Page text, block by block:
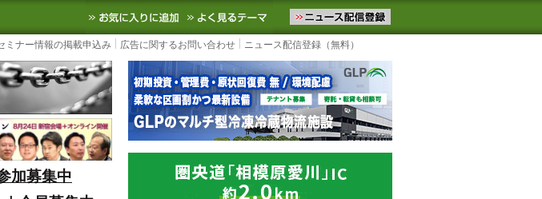
イト
SCMなど国内外の最新の物流ニュースをお届けします。物流ニュースメール配信を登録す
お気に入りに追加 よく見るテーマ
ミナー情報の掲載申込み 広告に関するお問い合わせ ニュース配信登録（無料）
加募集中